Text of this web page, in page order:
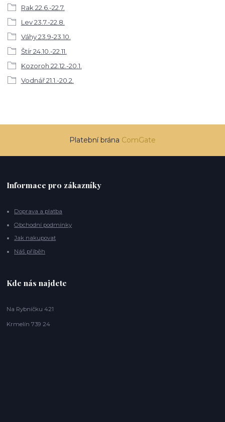
Rak 22.6.-22.7.
Lev 23.7.-22.8.
Váhy 23.9-23.10.
Štír 24.10.-22.11.
Kozoroh 22.12.-20.1.
Vodnář 21.1.-20.2.
Platební brána ComGate
Informace pro zákazníky
Doprava a platba
Obchodní podmínky
Jak nakupovat
Náš příběh
Kde nás najdete
Na Rybníčku 421
Krmelín 739 24